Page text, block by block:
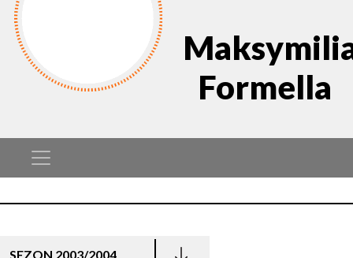
Formella
SEZON 2003/2004